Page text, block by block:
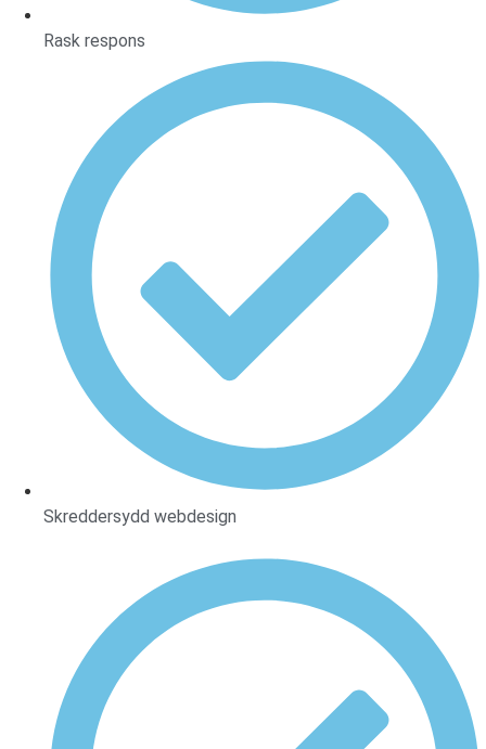
Rask respons
Skreddersydd webdesign